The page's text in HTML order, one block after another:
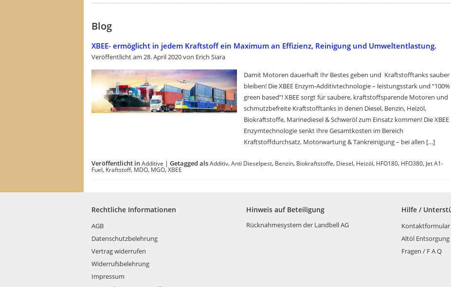
Blog
XBEE- ermöglicht in jedem Kraftstoff ein Maximum an Effizienz, Reinigung und Umweltentlastung.
Veröffentlicht am 28. April 2020von Erich Siara
Damit Motoren dauerhaft Ihr Bestes geben und Kraftstofftanks sauber
bleiben! Die XBEE Enzym-Additivtechnologie – leistungsstark und “100%
green based”! XBEE sorgt für saubere, kraftstoffsparende Motoren und
schmutzbefreite Kraftstofftanks in denen Diesel, Benzin, Heizöl,
Biokraftstoffe, Marinediesel & Schweröl zum Einsatz kommen! Die XBEE
Enzymtechnologie senkt Ihre Gesamtkosten im Bereich
Kraftstoffdurchsatz, Motorwartung & Tankreinigung – bei allen […]
Veröffentlicht inAdditive | Getagged alsAdditiv,Anti Dieselpest, Benzin, Biokraftstoffe, Diesel, Heizöl, HFO180, HFO380, Jet A1-
Fuel, Kraftstoff, MDO, MGO,XBEE
Rechtliche Informationen
AGB
Datenschutzbelehrung
Vertrag widerrufen
Widerrufsbelehrung
Impressum
Hinweis auf Beteiligung
Rücknahmesystem der Landbell AG
Hilfe /
Kontaktformular
Altöl Entsorgung
Fragen / F A Q